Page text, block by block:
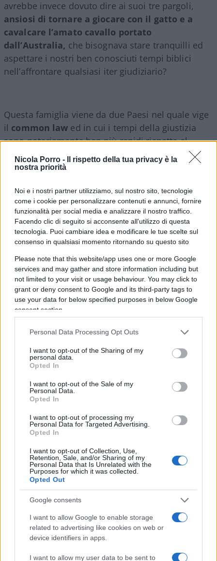
Nicola Porro -
Il rispetto della tua privacy è la
nostra priorità
Noi e i nostri partner utilizziamo, sul nostro sito, tecnologie
come i cookie per personalizzare contenuti e annunci, fornire
funzionalità per social media e analizzare il nostro traffico.
Facendo clic di seguito si acconsente all'utilizzo di questa
tecnologia. Puoi cambiare idea e modificare le tue scelte sul
consenso in qualsiasi momento ritornando su questo sito
Please note that this website/app uses one or more Google
services and may gather and store information including but
not limited to your visit or usage behaviour. You may click to
grant or deny consent to Google and its third-party tags to
use your data for below specified purposes in below Google
consent section.
Personal Data Processing Opt Outs
I want to opt-out of the Sharing of my
personal data.
Opted In
I want to opt-out of the Sale of my
Personal Data.
Opted In
I want to opt-out of processing my
Personal Data for Targeted Advertising.
Opted In
I want to opt-out of Collection, Use,
Retention, Sale, and/or Sharing of my
Personal Data that Is Unrelated with the
Purposes for which it was collected.
Opted Out
Google consents
I want to allow Google to enable storage
related to advertising like cookies on web or
device identifiers in apps.
I want to allow my user data to be sent to
avrebbe invece dovuto dire ai suoi tre pargoli,
ansiosi di tornare a giocare con il gatto e a
cavalcare l’amato cavallo portato
dall’Australia, che bisognava stare tranquilli ed
aspettare i nostri ben conosciuti tempi biblici
nell’affrontare qualsiasi iter giudiziario?
Questa famiglia viene da due Paesi nel quale vige
il common law ed in cui i tempi della giustizia
sono notoriamente ben più rapidi rispetto al
modello bizantino che di fatto vige in Italia.
consulente della famiglia, notoriamente
flemmatico e poco incline a perdere la pazienza,
appresa la notizia, ha duramente attaccato la
decisione del Tribunale.
Decisione, che ha tenuto in premessa a
sottolineare, arriva proprio quando stava
iniziando la perizia sui tre bambini da parte di
una psicologa che lo stesso pool difensivo ha
ricusato(ciò a causa di alcuni precedente post
nel bosco che ne dovrebbero inficiare
l’imparzialità) .
Ebbene, dichiara Cantelmi, “Perché questa
perché proprio in questo momento. Soprattutto,
però, il dramma è di questi bambini, bambini che
hanno appena compiuto 7 anni strappati alla
madre. No, per questo,come cittadino sono
davvero indignato. Nel corso di questa perizia –
prosegue lo specialista – avvengono cose
incredibili ed è difficile immaginare che questi
genitori possano essere sereni, sono sotto shock,
sono come dei pugili che si stanno appena
rialzando da un knockout”.